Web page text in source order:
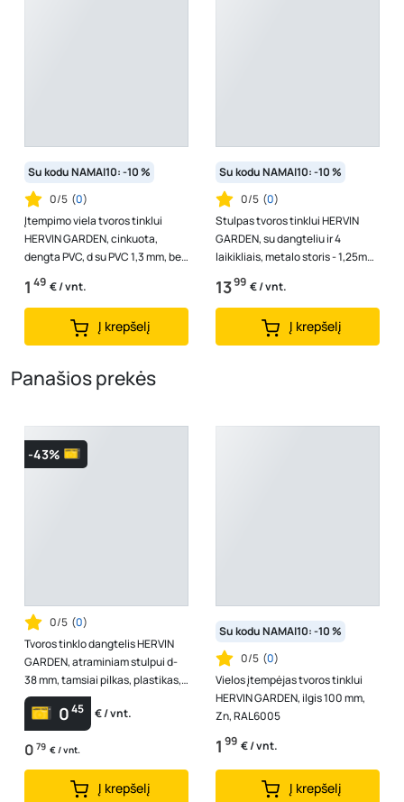
Su kodu NAMAI10: -10 %
0/5 (0)
Įtempimo viela tvoros tinklui
HERVIN GARDEN, cinkuota,
dengta PVC, d su PVC 1,3 mm, be
PVC d-0,8 mm, 30 m rulone,
RAL600...
1 49 € / vnt.
Į krepšelį
Su kodu NAMAI10: -10 %
0/5 (0)
Stulpas tvoros tinklui HERVIN
GARDEN, su dangteliu ir 4
laikikliais, metalo storis - 1,25mm,
skersmuo 38 x 2500 mm, Zn,...
1399 € / vnt.
Į krepšelį
Panašios prekės
-43%
0/5 (0)
Tvoros tinklo dangtelis HERVIN
GARDEN, atraminiam stulpui d-
38 mm, tamsiai pilkas, plastikas,
RAL7016
045 € / vnt.
0 79 € / vnt.
Į krepšelį
Su kodu NAMAI10: -10 %
0/5 (0)
Vielos įtempėjas tvoros tinklui
HERVIN GARDEN, ilgis 100 mm,
Zn, RAL6005
1 99 € / vnt.
Į krepšelį